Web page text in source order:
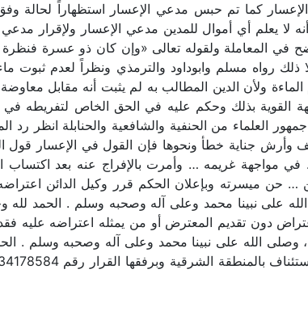
لا يعلم أي أموال للمدين مدعي الإعسار ولإقرار
رواه مسلم وابوداود والترمذي ونظراً لعدم ثبوت
ولأن الدين المطالب به لم يثبت أنه مقابل
القوية بذلك وحكم عليه في الحق الخاص
متلف وأرش جناية خطأ ونحوها فإن القول في الإعسار
مواجهة غريمه … وأمرت بالإفراج عنه بعد اكتساب
حن ميسرته وبإعلان الحكم قرر وكيل الدائن
على نبينا محمد وعلى آله وصحبه وسلم . الحمد لله
المرافعات الشرعية وللبيان حرر في 1434/2/16 ه ، وصلى الله على نبينا محمد